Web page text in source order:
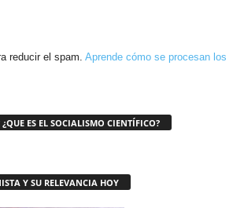
reducir el spam. Aprende cómo se procesan los
ES EL SOCIALISMO CIENTÍFICO?
Y SU RELEVANCIA HOY